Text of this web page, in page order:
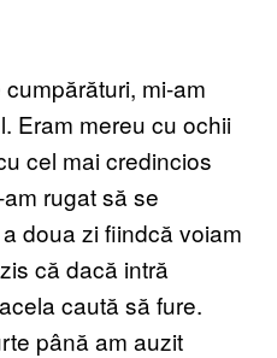
mi-am
Eram mereu cu ochii
cel mai credincios
rugat să se
doua zi fiindcă voiam
că dacă intră
caută să fure.
până am auzit